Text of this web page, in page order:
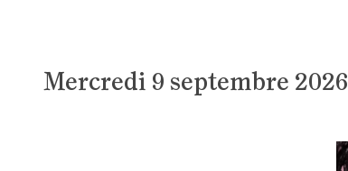
Mercredi 9 septembre 2026